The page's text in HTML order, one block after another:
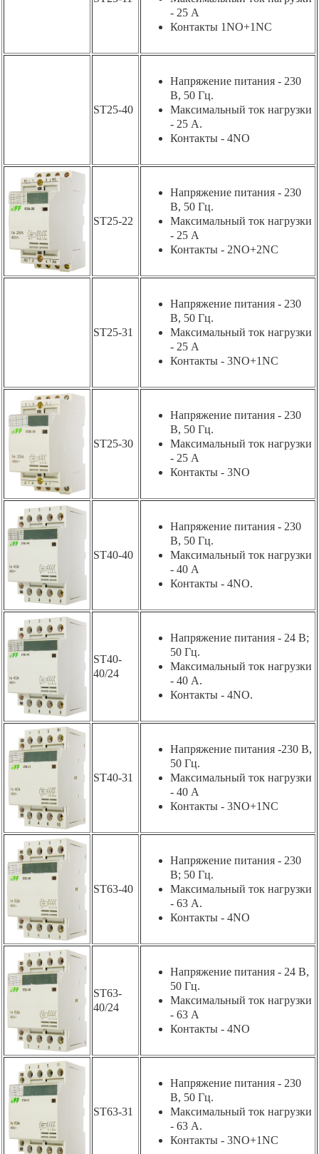
- 25 А
Контакты 1NO+1NC
ST25-40
Напряжение питания - 230
В, 50 Гц.
Максимальный ток нагрузки
- 25 A.
Контакты - 4NO
ST25-22
Напряжение питания - 230
В, 50 Гц.
Максимальный ток нагрузки
- 25 А
Контакты - 2NO+2NC
ST25-31
Напряжение питания - 230
В, 50 Гц.
Максимальный ток нагрузки
- 25 А
Контакты - 3NO+1NC
ST25-30
Напряжение питания - 230
В, 50 Гц.
Максимальный ток нагрузки
- 25 А
Контакты - 3NO
ST40-40
Напряжение питания - 230
В, 50 Гц.
Максимальный ток нагрузки
- 40 А
Контакты - 4NO.
ST40-
40/24
Напряжение питания - 24 В;
50 Гц.
Максимальный ток нагрузки
- 40 А.
Контакты - 4NO.
ST40-31
Напряжение питания -230 В,
50 Гц.
Максимальный ток нагрузки
- 40 А
Контакты - 3NO+1NC
ST63-40
Напряжение питания - 230
В; 50 Гц.
Максимальный ток нагрузки
- 63 А.
Контакты - 4NO
ST63-
40/24
Напряжение питания - 24 В,
50 Гц.
Максимальный ток нагрузки
- 63 А
Контакты - 4NO
ST63-31
Напряжение питания - 230
В, 50 Гц.
Максимальный ток нагрузки
- 63 А.
Контакты - 3NO+1NC